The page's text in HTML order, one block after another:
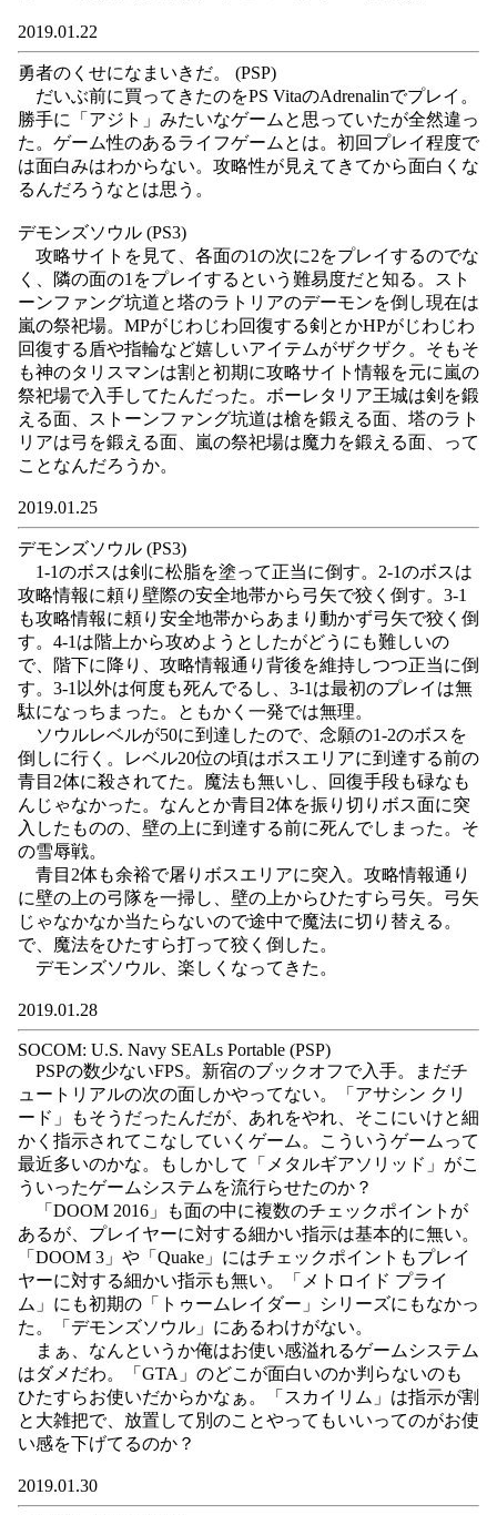
2019.01.22
勇者のくせになまいきだ。 (PSP)
だいぶ前に買ってきたのをPS VitaのAdrenalinでプレイ。
勝手に「アジト」みたいなゲームと思っていたが全然違っ
た。ゲーム性のあるライフゲームとは。初回プレイ程度で
は面白みはわからない。攻略性が見えてきてから面白くな
るんだろうなとは思う。
デモンズソウル (PS3)
攻略サイトを見て、各面の1の次に2をプレイするのでな
く、隣の面の1をプレイするという難易度だと知る。スト
ーンファング坑道と塔のラトリアのデーモンを倒し現在は
嵐の祭祀場。MPがじわじわ回復する剣とかHPがじわじわ
回復する盾や指輪など嬉しいアイテムがザクザク。そもそ
も神のタリスマンは割と初期に攻略サイト情報を元に嵐の
祭祀場で入手してたんだった。ボーレタリア王城は剣を鍛
える面、ストーンファング坑道は槍を鍛える面、塔のラト
リアは弓を鍛える面、嵐の祭祀場は魔力を鍛える面、って
ことなんだろうか。
2019.01.25
デモンズソウル (PS3)
1-1のボスは剣に松脂を塗って正当に倒す。2-1のボスは
攻略情報に頼り壁際の安全地帯から弓矢で狡く倒す。3-1
も攻略情報に頼り安全地帯からあまり動かず弓矢で狡く倒
す。4-1は階上から攻めようとしたがどうにも難しいの
で、階下に降り、攻略情報通り背後を維持しつつ正当に倒
す。3-1以外は何度も死んでるし、3-1は最初のプレイは無
駄になっちまった。ともかく一発では無理。
ソウルレベルが50に到達したので、念願の1-2のボスを
倒しに行く。レベル20位の頃はボスエリアに到達する前の
青目2体に殺されてた。魔法も無いし、回復手段も碌なも
んじゃなかった。なんとか青目2体を振り切りボス面に突
入したものの、壁の上に到達する前に死んでしまった。そ
の雪辱戦。
青目2体も余裕で屠りボスエリアに突入。攻略情報通り
に壁の上の弓隊を一掃し、壁の上からひたすら弓矢。弓矢
じゃなかなか当たらないので途中で魔法に切り替える。
で、魔法をひたすら打って狡く倒した。
デモンズソウル、楽しくなってきた。
2019.01.28
SOCOM: U.S. Navy SEALs Portable (PSP)
PSPの数少ないFPS。新宿のブックオフで入手。まだチ
ュートリアルの次の面しかやってない。「アサシン クリ
ード」もそうだったんだが、あれをやれ、そこにいけと細
かく指示されてこなしていくゲーム。こういうゲームって
最近多いのかな。もしかして「メタルギアソリッド」がこ
ういったゲームシステムを流行らせたのか？
「DOOM 2016」も面の中に複数のチェックポイントが
あるが、プレイヤーに対する細かい指示は基本的に無い。
「DOOM 3」や「Quake」にはチェックポイントもプレイ
ヤーに対する細かい指示も無い。「メトロイド プライ
ム」にも初期の「トゥームレイダー」シリーズにもなかっ
た。「デモンズソウル」にあるわけがない。
まぁ、なんというか俺はお使い感溢れるゲームシステム
はダメだわ。「GTA」のどこが面白いのか判らないのも
ひたすらお使いだからかなぁ。「スカイリム」は指示が割
と大雑把で、放置して別のことやってもいいってのがお使
い感を下げてるのか？
2019.01.30